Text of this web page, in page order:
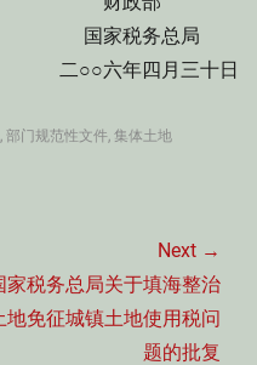
国家税务总局
二○○六年四月三十日
, 部门规范性文件, 集体土地
Next →
家税务总局关于填海整治
地免征城镇土地使用税问
题的批复